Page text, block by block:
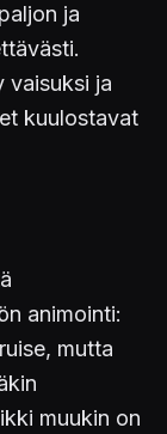
ja
vaisuksi ja
kuulostavat
animointi:
mutta
muukin on